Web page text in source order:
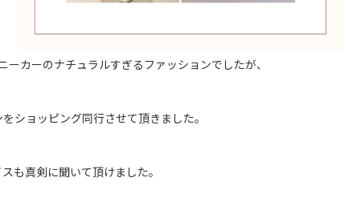
ーカーのナチュラルすぎるファッションでしたが、
ショッピング同行させて頂きました。
も真剣に聞いて頂けました。